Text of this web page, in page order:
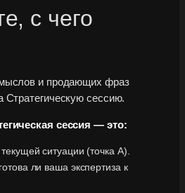
с чего
и продающих фраз
Стратегическую сессию.
сессия — это:
ситуации (точка А).
ли ваша экспертиза к